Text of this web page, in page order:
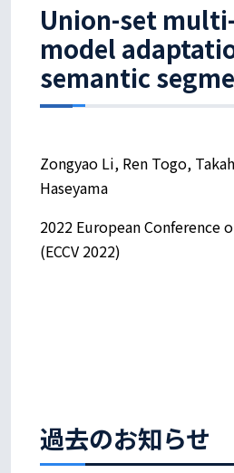
過去のお知らせ
Union-set
model
semantic
Zongyao Li, Ren Togo,
Haseyama
2022 European Conference
(ECCV 2022)